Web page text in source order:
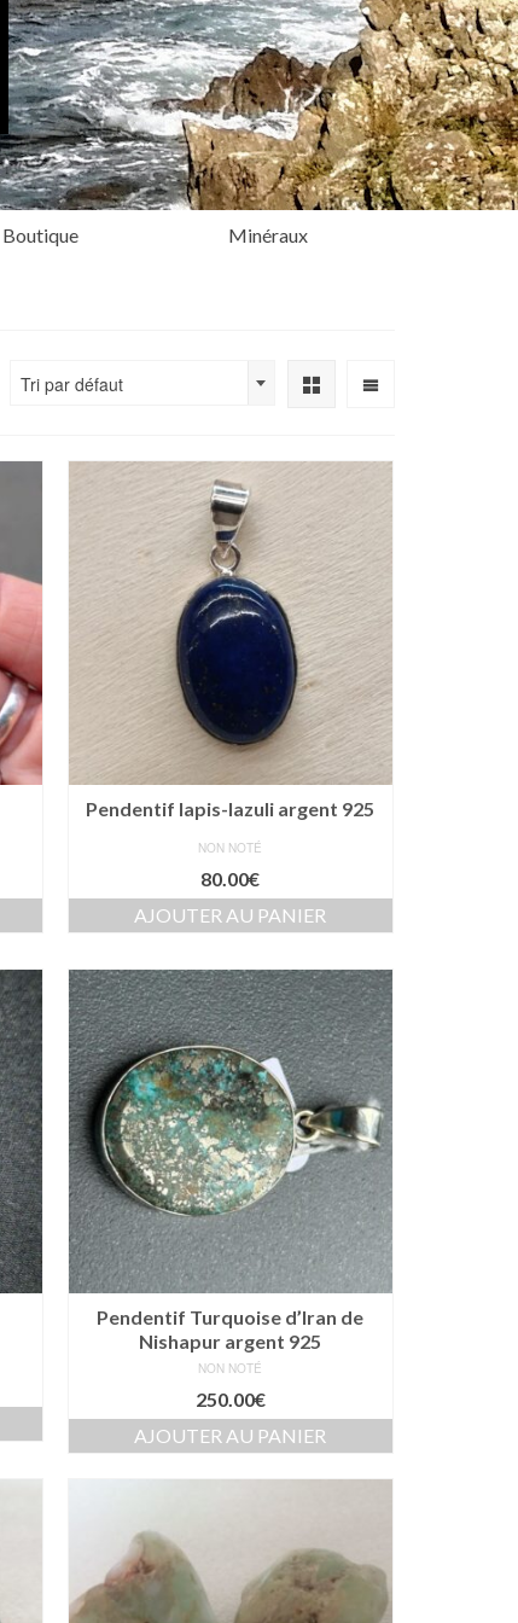
Boutique Minéraux
Tri par défaut
Pendentif lapis-lazuli argent 925
NON NOTÉ
80.00€
AJOUTER AU PANIER
Pendentif Turquoise d’Iran de
Nishapur argent 925
NON NOTÉ
250.00€
AJOUTER AU PANIER